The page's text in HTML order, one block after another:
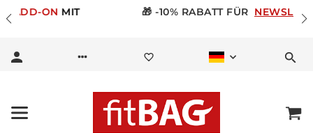
🎁 -10% RABATT FÜR NEWSLETTER ANMELDUNG